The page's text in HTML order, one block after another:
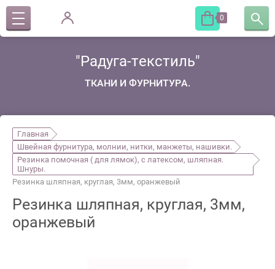
0
"Радуга-текстиль"
ТКАНИ И ФУРНИТУРА.
Главная
Швейная фурнитура, молнии, нитки, манжеты, нашивки.
Резинка помочная ( для лямок), с латексом, шляпная.
Шнуры.
Резинка шляпная, круглая, 3мм, оранжевый
Резинка шляпная, круглая, 3мм,
оранжевый